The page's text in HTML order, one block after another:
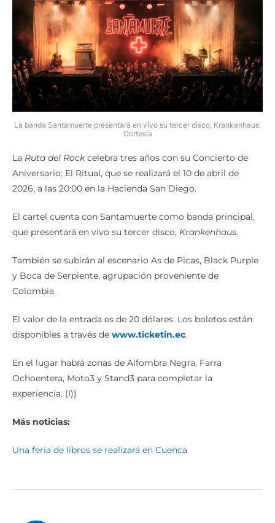
La banda Santamuerte presentará en vivo su tercer disco, Krankenhaus.
Cortesía
La Ruta del Rockcelebra tres años con su Concierto de
Aniversario: El Ritual, que se realizará el 10 de abril de
2026, a las 20:00 en la Hacienda San Diego.
El cartel cuenta con Santamuerte como banda principal,
que presentará en vivo su tercer disco, Krankenhaus.
También se subirán al escenario As de Picas, Black Purple
y Boca de Serpiente, agrupación proveniente de
Colombia.
El valor de la entrada es de 20 dólares. Los boletos están
disponibles a través de www.ticketin.ec.
En el lugar habrá zonas de Alfombra Negra, Farra
Ochoentera, Moto3 y Stand3 para completar la
experiencia. (I)}
Más noticias:
Una feria de libros se realizará en Cuenca